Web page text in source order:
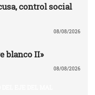
control social
08/08/2026
blanco II»
08/08/2026